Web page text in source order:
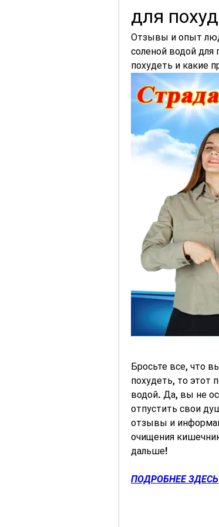
для
Отзывы и опыт
соленой водой для
похудеть и какие
Бросьте все, что
похудеть, то этот
водой. Да, вы не
отпустить свои
отзывы и
очищения
дальше!
ПОДРОБНЕЕ ЗДЕСЬ